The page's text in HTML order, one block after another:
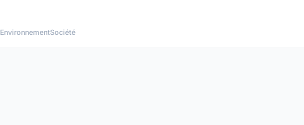
EnvironnementSociété